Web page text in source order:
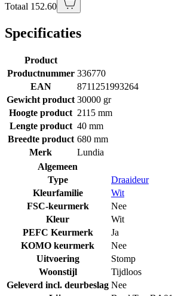
Totaal 152.60
Specificaties
Product
Productnummer 336770
EAN
8711251993264
Gewicht product 30000 gr
Hoogte product 2115 mm
Lengte product 40 mm
Breedte product 680 mm
Merk
Lundia
Algemeen
Type
Draaideur
Kleurfamilie
Wit
FSC-keurmerk
Nee
Kleur
Wit
PEFC Keurmerk
Ja
KOMO keurmerk
Nee
Uitvoering
Stomp
Woonstijl
Tijdloos
Geleverd incl. deurbeslag Nee